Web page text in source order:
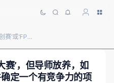
想参加‘集创赛’或‘FPGA大赛’，但导师放养，如何自己寻找靠谱的队友并确定一个有竞争力的项目方向？
赛’，但导师放养，如
定一个有竞争力的项